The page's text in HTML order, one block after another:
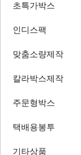
초특가박스
인디스팩
맞춤소량제작
칼라박스제작
주문형박스
택배용봉투
기타상품